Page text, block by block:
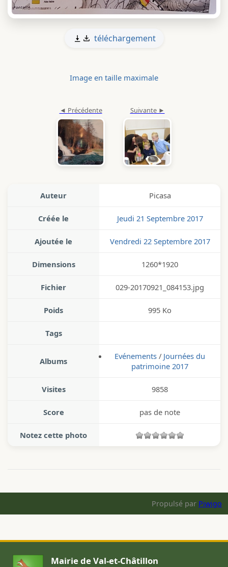
téléchargement
Image en taille maximale
Auteur Picasa
Créée le Jeudi 21 Septembre 2017
Ajoutée le Vendredi 22 Septembre 2017
Dimensions 1260*1920
Fichier 029-20170921_084153.jpg
Poids 995 Ko
Tags
Albums Evénements / Journées du
patrimoine 2017
Visites 9858
Score pas de note
Notez cette photo
Propulsé par Piwigo
Mairie de Val-et-Châtillon